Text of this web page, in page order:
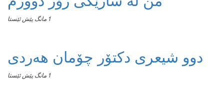
1 مانگ پێش ئێستا
دوو شیعری دکتۆر چۆمان هەردی
1 مانگ پێش ئێستا